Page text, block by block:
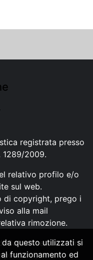
registrata presso
1289/2009.
relativo profilo e/o
sul web.
di copyright, prego i
alla mail
rimozione.
Calcioline.com non
senza
questo utilizzati si
funzionamento ed